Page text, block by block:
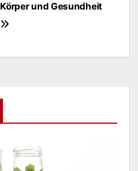
Körper und Gesundheit